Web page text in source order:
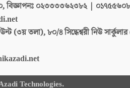
০২৩৩৩৩৬২৩৮২ |
(৩য় তলা), ৮০/৪ সিদ্ধেশ্বরী নিউ
Technologies.